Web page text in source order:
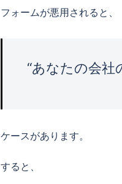
フォームが悪用されると、
“あなたの会
ケースがあります。
すると、